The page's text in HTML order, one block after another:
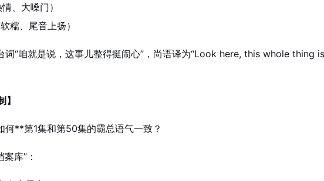
、大嗓门）
糯、尾音上扬）
词“咱就是说，这事儿整得挺闹心”，尚语译为“Look here, this whole
何**第1集和第50集的霸总语气一致？
库”：